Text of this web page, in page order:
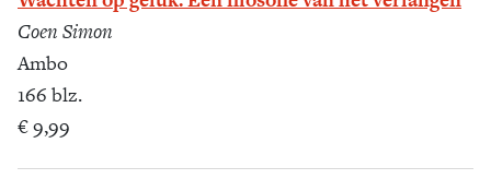
Coen Simon
Ambo
166 blz.
€ 9,99